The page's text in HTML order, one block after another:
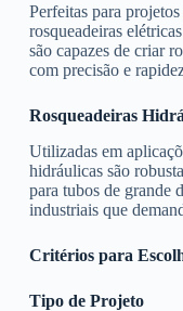
Perfeitas para
rosqueadeiras
são capazes de criar
com precisão e
Rosqueadeiras
Utilizadas em
hidráulicas são
para tubos de grande
industriais que
Critérios para
Tipo de Projeto